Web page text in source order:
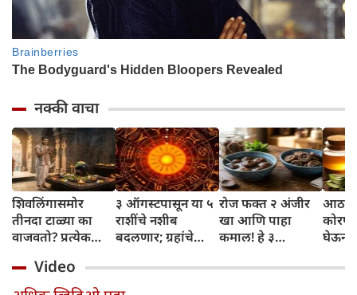
नक्की वाचा
शिवलिंगासमोर
तीनदा टाळ्या का
वाजवतो? प्रत्येक
जाणून घ्या
३ ऑगस्टपासून या ५
राशींचे नशीब
बदलणार; ग्रहांचे
संपतील आणि शुभ
दिवसांची सुरुवात
रोज फक्त २ अंजीर
खा आणि पाहा
कमाल! हे ३
तुम्हाला ठाऊक
घेऊन
Video